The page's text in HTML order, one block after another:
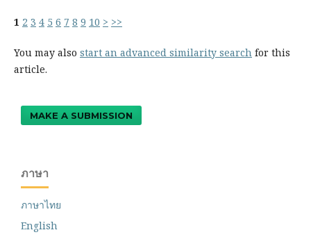
1 2 3 4 5 6 7 8 9 10 > >>
You may also start an advanced similarity search for this
article.
MAKE A SUBMISSION
ภาษา
ภาษาไทย
English